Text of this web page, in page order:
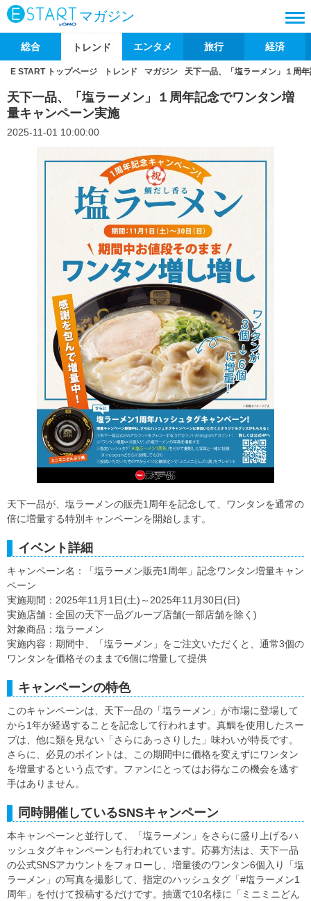
マガジン
総合 トレンド エンタメ 旅行 経済
E START トップページ トレンド マガジン 天下一品、「塩ラーメン」１周
天下一品、「塩ラーメン」１周年記念でワンタン増
量キャンペーン実施
2025-11-01 10:00:00
天下一品が、塩ラーメンの販売1周年を記念して、ワンタンを通常の
倍に増量する特別キャンペーンを開始します。
イベント詳細
キャンペーン名：「塩ラーメン販売1周年」記念ワンタン増量キャン
ペーン
実施期間：2025年11月1日(土)～2025年11月30日(日)
実施店舗：全国の天下一品グループ店舗(一部店舗を除く)
対象商品：塩ラーメン
実施内容：期間中、「塩ラーメン」をご注文いただくと、通常3個の
ワンタンを価格そのままで6個に増量して提供
キャンペーンの特色
このキャンペーンは、天下一品の「塩ラーメン」が市場に登場して
から1年が経過することを記念して行われます。真鯛を使用したスー
プは、他に類を見ない「さらにあっさりした」味わいが特長です。
さらに、必見のポイントは、この期間中に価格を変えずにワンタン
を増量するという点です。ファンにとってはお得なこの機会を逃す
手はありません。
同時開催しているSNSキャンペーン
本キャンペーンと並行して、「塩ラーメン」をさらに盛り上げるハ
ッシュタグキャンペーンも行われています。応募方法は、天下一品
の公式SNSアカウントをフォローし、増量後のワンタン6個入り「塩
ラーメン」の写真を撮影して、指定のハッシュタグ「#塩ラーメン1
周年」を付けて投稿するだけです。抽選で10名様に「ミニミニどん